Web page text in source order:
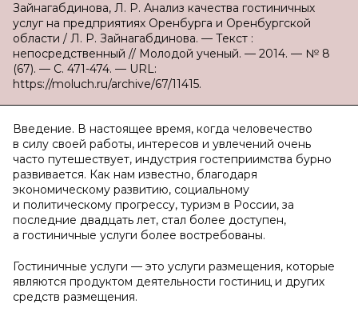
Зайнагабдинова, Л. Р. Анализ качества гостиничных
услуг на предприятиях Оренбурга и Оренбургской
области / Л. Р. Зайнагабдинова. — Текст :
непосредственный // Молодой ученый. — 2014. — № 8
(67). — С. 471-474. — URL:
https://moluch.ru/archive/67/11415.
Введение. В настоящее время, когда человечество
в силу своей работы, интересов и увлечений очень
часто путешествует, индустрия гостеприимства бурно
развивается. Как нам известно, благодаря
экономическому развитию, социальному
и политическому прогрессу, туризм в России, за
последние двадцать лет, стал более доступен,
а гостиничные услуги более востребованы.
Гостиничные услуги — это услуги размещения, которые
являются продуктом деятельности гостиниц и других
средств размещения.